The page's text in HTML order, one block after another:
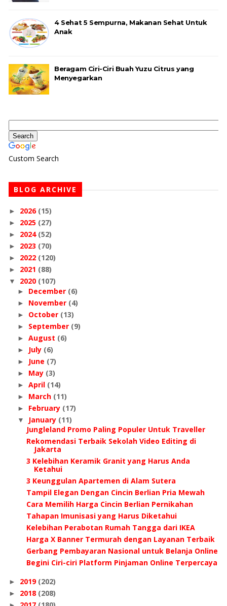
4 Sehat 5 Sempurna, Makanan Sehat Untuk
Anak
Beragam Ciri-Ciri Buah Yuzu Citrus yang
Menyegarkan
Custom Search
BLOG ARCHIVE
► 2026 (15)
► 2025 (27)
► 2024 (52)
► 2023 (70)
► 2022 (120)
► 2021 (88)
▼ 2020 (107)
► December (6)
► November (4)
► October (13)
► September (9)
► August (6)
► July (6)
► June (7)
► May (3)
► April (14)
► March (11)
► February (17)
▼ January (11)
Jungleland Promo Paling Populer Untuk Traveller
Rekomendasi Terbaik Sekolah Video Editing di
Jakarta
3 Kelebihan Keramik Granit yang Harus Anda
Ketahui
3 Keunggulan Apartemen di Alam Sutera
Tampil Elegan Dengan Cincin Berlian Pria Mewah
Cara Memilih Harga Cincin Berlian Pernikahan
Tahapan Imunisasi yang Harus Diketahui
Kelebihan Perabotan Rumah Tangga dari IKEA
Harga X Banner Termurah dengan Layanan Terbaik
Gerbang Pembayaran Nasional untuk Belanja Online
Begini Ciri-ciri Platform Pinjaman Online Terpercaya
► 2019 (202)
► 2018 (208)